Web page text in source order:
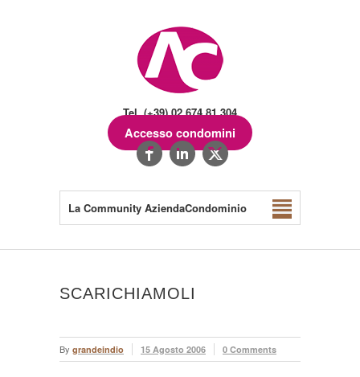
Tel. (+39) 02.674.81.304
Accesso condomini
La Community AziendaCondominio
SCARICHIAMOLI
By grandeindio 15 Agosto 2006 0 Comments